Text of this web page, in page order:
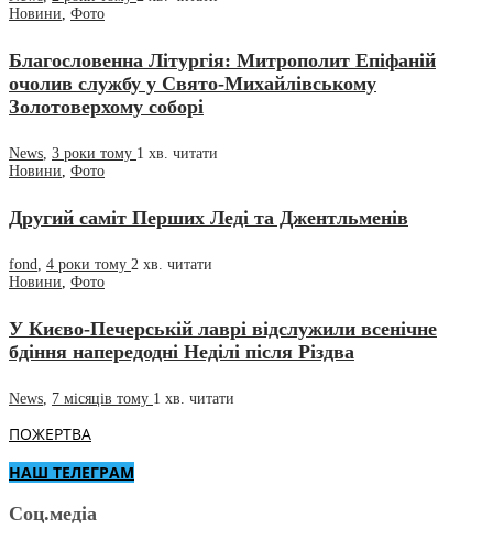
Новини, Фото
Благословенна Літургія: Митрополит Епіфаній
очолив службу у Свято-Михайлівському
Золотоверхому соборі
News 3 роки тому 1 хв. читати
Новини Фото
Другий саміт Перших Леді та Джентльменів
fond 4 роки тому 2 хв. читати
Новини Фото
У Києво-Печерській лаврі відслужили всенічне
бдіння напередодні Неділі після Різдва
News 7 місяців тому 1 хв. читати
ПОЖЕРТВА
НАШ ТЕЛЕГРАМ
Соц.медіа